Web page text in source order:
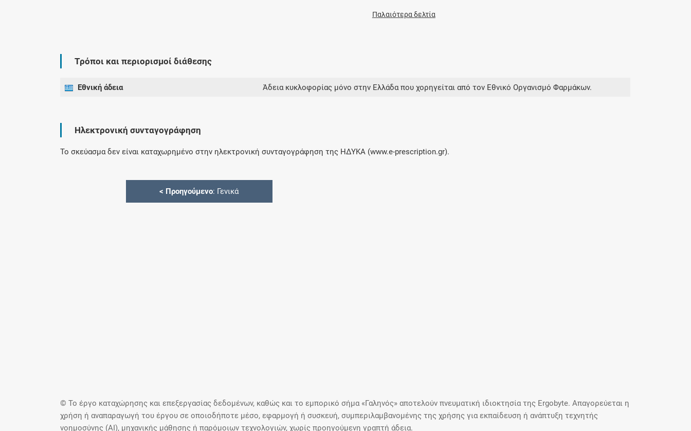
Παλαιότερα δελτία
Τρόποι και περιορισμοί διάθεσης
Εθνική άδεια Άδεια κυκλοφορίας μόνο στην Ελλάδα που χορηγείται από τον Εθνικό Οργανισμό Φαρμάκων.
Ηλεκτρονική συνταγογράφηση
Το σκεύασμα δεν είναι καταχωρημένο στην ηλεκτρονική συνταγογράφηση της ΗΔΥΚΑ (www.e-prescription.gr).
< Προηγούμενο: Γενικά
© Το έργο καταχώρησης και επεξεργασίας δεδομένων, καθώς και το εμπορικό σήμα «Γαληνός» αποτελούν πνευματική ιδιοκτησία της Ergobyte. Απαγορεύεται η
χρήση ή αναπαραγωγή του έργου σε οποιοδήποτε μέσο, εφαρμογή ή συσκευή, συμπεριλαμβανομένης της χρήσης για εκπαίδευση ή ανάπτυξη τεχνητής
νοημοσύνης (AI), μηχανικής μάθησης ή παρόμοιων τεχνολογιών, χωρίς προηγούμενη γραπτή άδεια.